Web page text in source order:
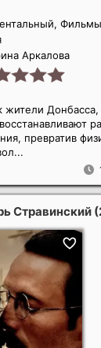
Аркалова
жители
превратив
Стравинский